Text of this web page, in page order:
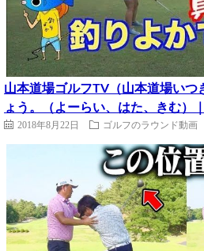
山本道場ゴルフTV（山本道場いつ
ょう。（よーらい、はた、きむ）
2018年8月22日 ゴルフのラウンド動画